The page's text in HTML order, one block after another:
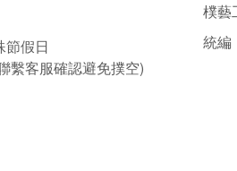
節假日
繫客服確認避免撲空)
樸藝
統編